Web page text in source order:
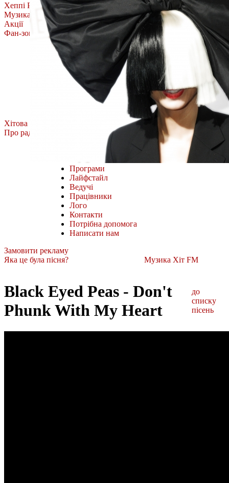
Хеппі Ранок
Музика
Акції
Фан-зона
Олена Тополя
MÉLOVIN
ROXOLANA
Тоня Матвієнко
Фан-зона Хіт FM.
Наш відбір
Всі випуски
Хітова Дюжина
Про радіо
Міста і частоти
Як слухати онлайн
Програми
Лайфстайл
Ведучі
Працівники
Лого
Контакти
Потрібна допомога
Написати нам
Замовити рекламу
Яка це була пісня?
Музика Хіт FM
Black Eyed Peas - Don't
Phunk With My Heart
до
списку
пісень